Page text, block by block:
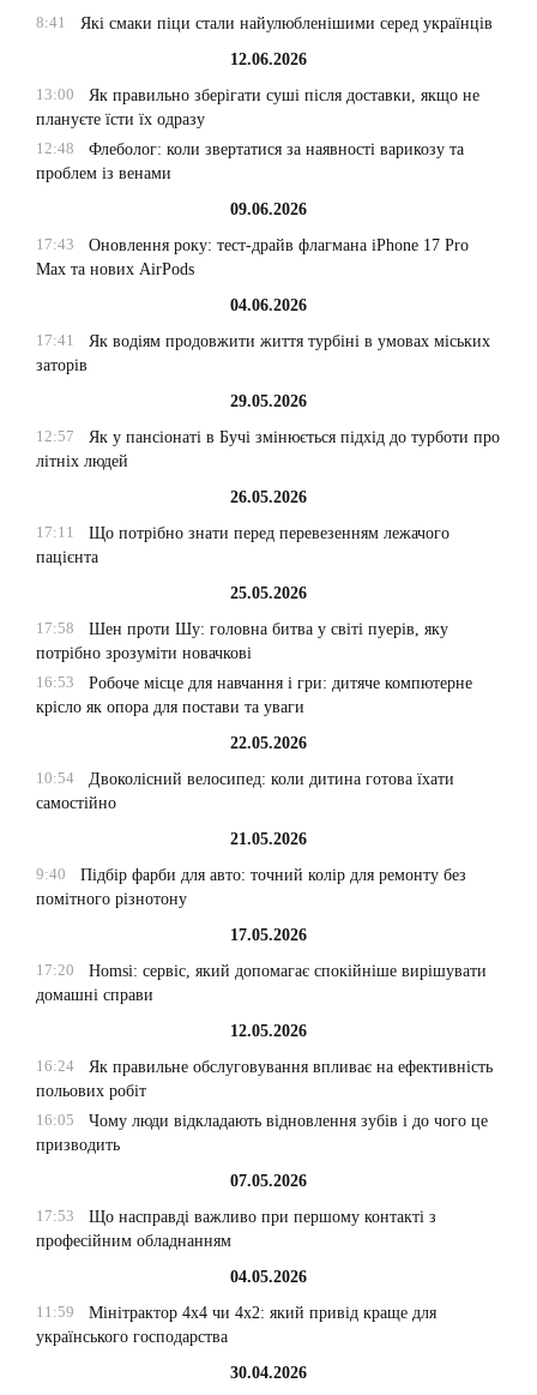
8:41
Які смаки піци стали найулюбленішими серед українців
12.06.2026
13:00
Як правильно зберігати суші після доставки, якщо не
плануєте їсти їх одразу
12:48
Флеболог: коли звертатися за наявності варикозу та
проблем із венами
09.06.2026
17:43
Оновлення року: тест-драйв флагмана iPhone 17 Pro
Max та нових AirPods
04.06.2026
17:41
Як водіям продовжити життя турбіні в умовах міських
заторів
29.05.2026
12:57
Як у пансіонаті в Бучі змінюється підхід до турботи про
літніх людей
26.05.2026
17:11
Що потрібно знати перед перевезенням лежачого
пацієнта
25.05.2026
17:58
Шен проти Шу: головна битва у світі пуерів, яку
потрібно зрозуміти новачкові
16:53
Робоче місце для навчання і гри: дитяче компютерне
крісло як опора для постави та уваги
22.05.2026
10:54
Двоколісний велосипед: коли дитина готова їхати
самостійно
21.05.2026
9:40
Підбір фарби для авто: точний колір для ремонту без
помітного різнотону
17.05.2026
17:20
Homsi: сервіс, який допомагає спокійніше вирішувати
домашні справи
12.05.2026
16:24
Як правильне обслуговування впливає на ефективність
польових робіт
16:05
Чому люди відкладають відновлення зубів і до чого це
призводить
07.05.2026
17:53
Що насправді важливо при першому контакті з
професійним обладнанням
04.05.2026
11:59
Мінітрактор 4х4 чи 4х2: який привід краще для
українського господарства
30.04.2026